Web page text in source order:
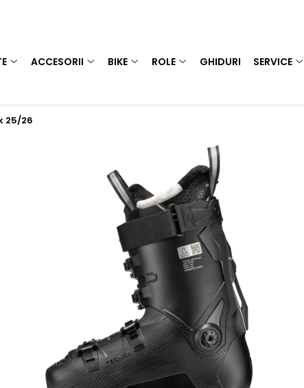
ACCESORII BIKE ROLE GHIDURI SERVICE
25/26